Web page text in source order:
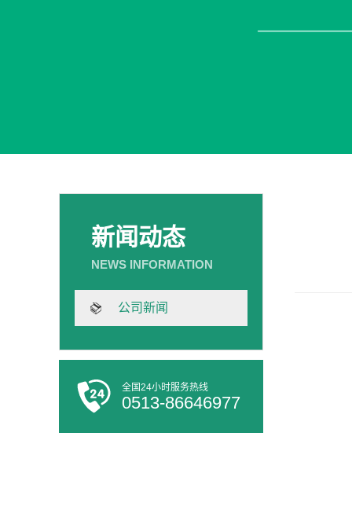
新闻动态
公司新闻
全国24小时服务热线
0513-86646977